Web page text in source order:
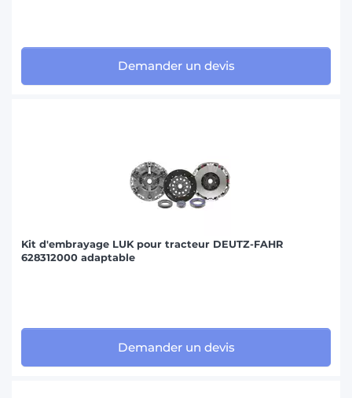
Demander un devis
Kit d'embrayage LUK pour tracteur DEUTZ-FAHR
628312000 adaptable
Demander un devis